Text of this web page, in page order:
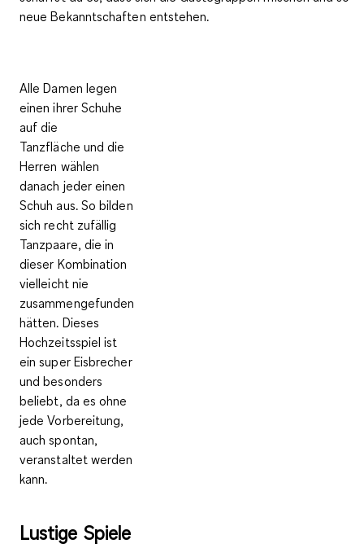
neue Bekanntschaften entstehen.
AlleDamen legen
einen ihrer Schuhe
auf die
Tanzfläche und die
Herren wählen
danach jeder einen
Schuh aus. So bilden
sich recht zufällig
Tanzpaare, die in
dieser Kombination
vielleicht nie
zusammengefunden
hätten. Dieses
Hochzeitsspiel ist
ein super Eisbrecher
und besonders
beliebt, da es ohne
jede Vorbereitung,
auch spontan,
veranstaltet werden
kann.
Lustige Spiele